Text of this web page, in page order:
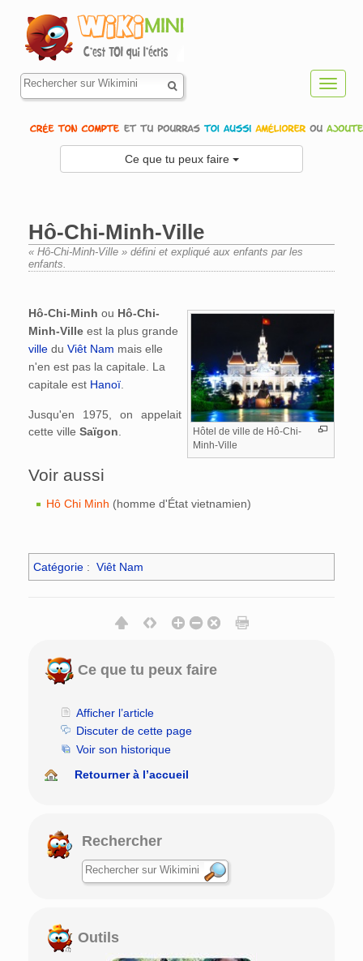
Ce que tu peux faire
Hô-Chi-Minh-Ville
« Hô-Chi-Minh-Ville » défini et expliqué aux enfants par les
enfants.
Hô-Chi-Minh
Hôtel de ville de Hô-Chi-
Minh-Ville
ou Hô-Chi-
Minh-Ville est la plus grande
ville du Viêt Nam mais elle
n'en est pas la capitale. La
capitale est Hanoï
Jusqu'en 1975, on appelait
cette ville Saïgon
Voir aussi
Hô Chi Minh (homme d'État vietnamien)
Catégorie : Viêt Nam
Ce que tu peux faire
Afficher l’article
Discuter de cette page
Voir son historique
Retourner à l’accueil
Rechercher
Outils